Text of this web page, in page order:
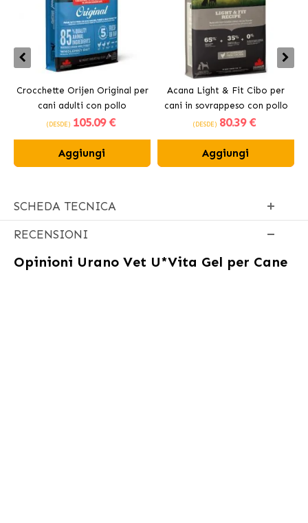
Crocchette Orijen Original per
cani adulti con pollo
(DESDE) 105.09 €
Aggiungi
Acana Light & Fit Cibo per
cani in sovrappeso con pollo
fresco
(DESDE) 80.39 €
Aggiungi
SCHEDA TECNICA
RECENSIONI
Opinioni Urano Vet U*Vita Gel per Cane